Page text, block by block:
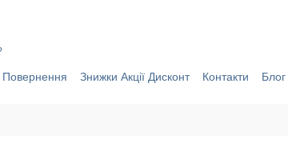
Повернення Знижки Акції Дисконт Контакти Блог